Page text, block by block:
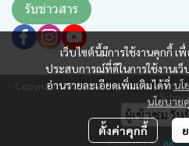
เว็บไซต์นี้มีการใช้งานคุกกี้
ประสบการณ์ที่ดีในการใช้งานเ
อ่านรายละเอียดเพิ่มเติมได้ที่นโ
นโยบาย
ตั้งค่าคุกกี้
รับข่าวสาร
Copyright 2025 | All Rights Reserved |
School
ผู้เข้าชมข